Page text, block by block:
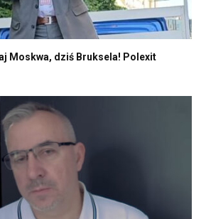
Moskwa, dziś Bruksela! Polexit